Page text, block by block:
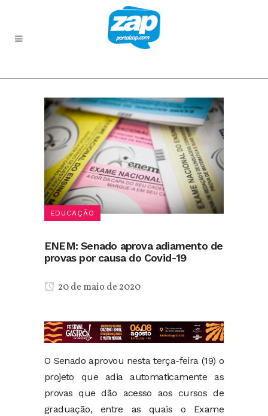
EDUCAÇÃO
ENEM: Senado aprova adiamento de
provas por causa do Covid-19
20 de maio de 2020
O Senado aprovou nesta terça-feira (19) o
projeto que adia automaticamente as
provas que dão acesso aos cursos de
graduação, entre as quais o Exame